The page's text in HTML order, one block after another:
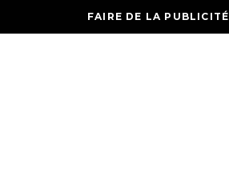
FAIRE DE LA PUBLICITÉ